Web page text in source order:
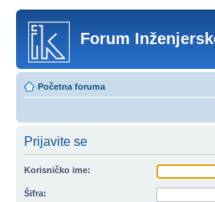
Forum
Početna foruma
Prijavite se
Korisničko ime:
Šifra: